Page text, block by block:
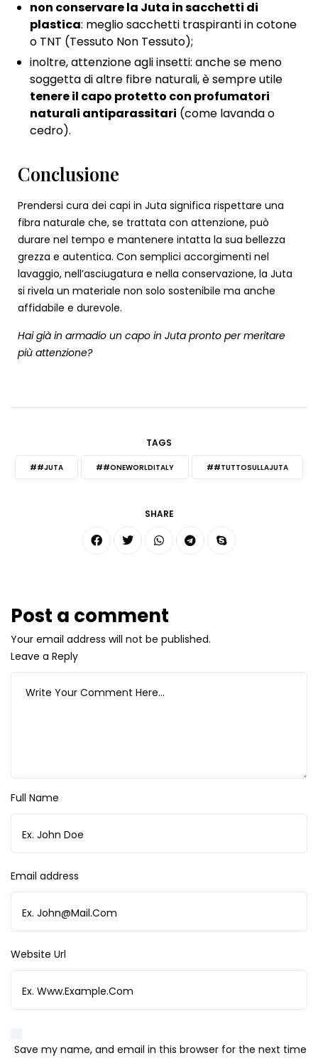
non conservare la Juta in sacchetti di
plastica: meglio sacchetti traspiranti in cotone
o TNT (Tessuto Non Tessuto);
inoltre, attenzione agli insetti: anche se meno
soggetta di altre fibre naturali, è sempre utile
tenere il capo protetto con profumatori
naturali antiparassitari (come lavanda o
cedro).
Conclusione
Prendersi cura dei capi in Juta significa rispettare una
fibra naturale che, se trattata con attenzione, può
durare nel tempo e mantenere intatta la sua bellezza
grezza e autentica. Con semplici accorgimenti nel
lavaggio, nell’asciugatura e nella conservazione, la Juta
si rivela un materiale non solo sostenibile ma anche
affidabile e durevole.
Hai già in armadio un capo in Juta pronto per meritare
più attenzione?
TAGS
##JUTA ##ONEWORLDITALY ##TUTTOSULLAJUTA
SHARE
Post a comment
Your email address will not be published.
Leave a Reply
Full Name
Email address
Website Url
Save my name, and email in this browser for the next time